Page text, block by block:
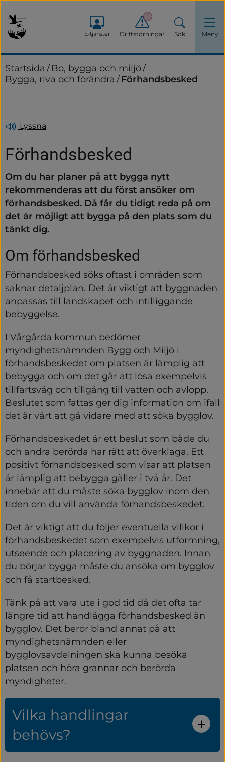
E-tjänster Driftstörningar
1
Sök Meny
Startsida / Bo, bygga och miljö/
Bygga, riva och förändra /Förhandsbesked
Lyssna
Förhandsbesked
Om du har planer på att bygga nytt
rekommenderas att du först ansöker om
förhandsbesked. Då får du tidigt reda på om
det är möjligt att bygga på den plats som du
tänkt dig.
Om förhandsbesked
Förhandsbesked söks oftast i områden som
saknar detaljplan. Det är viktigt att byggnaden
anpassas till landskapet och intilliggande
bebyggelse.
I Vårgårda kommun bedömer
myndighetsnämnden Bygg och Miljö i
förhandsbeskedet om platsen är lämplig att
bebygga och om det går att lösa exempelvis
tillfartsväg och tillgång till vatten och avlopp.
Beslutet som fattas ger dig information om ifall
det är värt att gå vidare med att söka bygglov.
Förhandsbeskedet är ett beslut som både du
och andra berörda har rätt att överklaga. Ett
positivt förhandsbesked som visar att platsen
är lämplig att bebygga gäller i två år. Det
innebär att du måste söka bygglov inom den
tiden om du vill använda förhandsbeskedet.
Det är viktigt att du följer eventuella villkor i
förhandsbeskedet som exempelvis utformning,
utseende och placering av byggnaden. Innan
du börjar bygga måste du ansöka om bygglov
och få startbesked.
Tänk på att vara ute i god tid då det ofta tar
längre tid att handlägga förhandsbesked än
bygglov. Det beror bland annat på att
myndighetsnämnden eller
bygglovsavdelningen ska kunna besöka
platsen och höra grannar och berörda
myndigheter.
Vilka handlingar
behövs?